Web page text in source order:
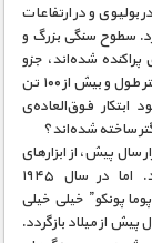
در بولیوی و در ارتفاعات
سطوح سنگی بزرگ و
که در جلگه‌ای در ارتفاع ۳۵۰۰ متری پراکنده شده‌اند، جزو
بزرگترین موارد در نوع خود در زمین بوده و هر یک تا ۸ متر طول و بیش از ۱۰۰ تن
ابتکار فوق‌العاده‌ی
ساخته شده‌اند؟
معتقدند افراد محلی منطقه حدود 2 هزار سال پیش، از ابزارهای
سنگی بدوی برای ساخت مجموعه استفاده کرده‌اند. اما در سال ۱۹۴۵
پونکو” خیلی خیلی
ساختش ممکن است به ۱۵ هزار سال پیش از میلاد بازگردد.